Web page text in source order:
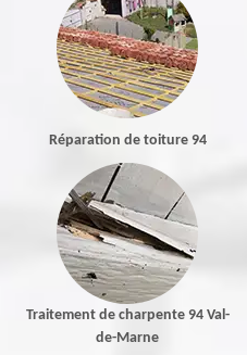
Réparation de toiture 94
Traitement de charpente 94 Val-
de-Marne